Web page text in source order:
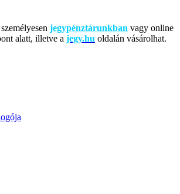
jegypénztárunkban vagy online
alatt, illetve a jegy.hu oldalán vásárolhat.